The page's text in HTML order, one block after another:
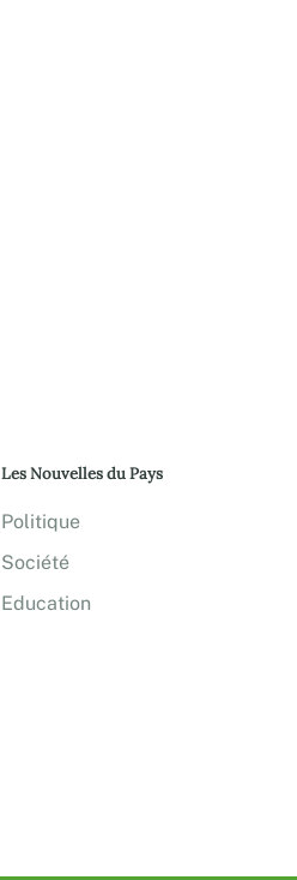
Les Nouvelles du Pays
Politique
Société
Education